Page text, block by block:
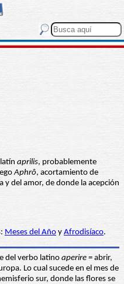
aprilis, probablemente
Aphrô, acortamiento de
y del amor, de donde la acepción
Meses del Año y Afrodisíaco.
del verbo latino aperire = abrir,
Lo cual sucede en el mes de
sur, donde las flores se